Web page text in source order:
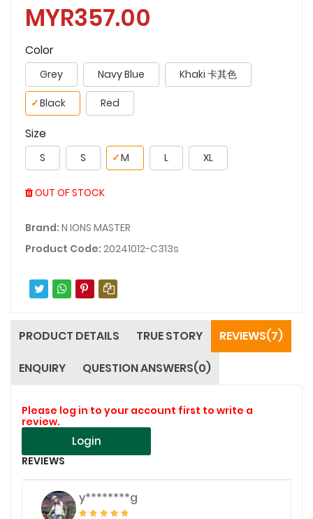
MYR357.00
Color
Grey Navy Blue Khaki 卡其色
Black
✓ Red
Size
S S M
✓ L XL
OUT OF STOCK
Brand: N IONS MASTER
Product Code: 20241012-C313s
PRODUCT DETAILS TRUE STORY
REVIEWS(7)
ENQUIRY
QUESTION ANSWERS(0)
Please log in to your account first to write a
review.
Login
REVIEWS
y********g